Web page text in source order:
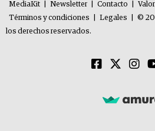
MediaKit Newsletter Contacto
Términos y condiciones
Legales
©
los derechos reservados.